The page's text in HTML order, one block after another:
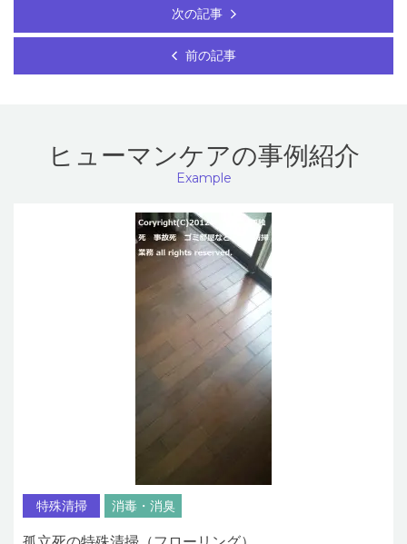
次の記事
前の記事
ヒューマンケアの事例紹介
Example
特殊清掃 消毒・消臭